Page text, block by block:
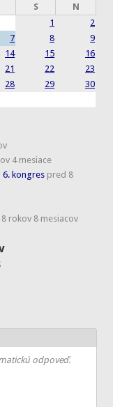
S
N
1
2
7 8
9
14 15
16
21 22
23
28 29
30
4 mesiace
6. kongres pred 8
rokov 8 mesiacov
odpoveď.